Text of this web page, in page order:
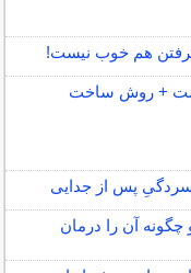
+ روش ساخت
پس از جدایی
آن را درمان